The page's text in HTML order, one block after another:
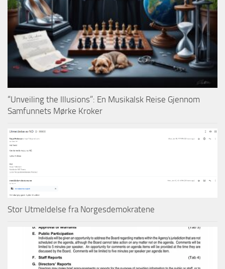
“Unveiling the Illusions”: En Musikalsk Reise Gjennom
Samfunnets Mørke Kroker
Stor Utmeldelse fra Norgesdemokratene